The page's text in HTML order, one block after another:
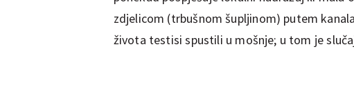
zdjelicom (trbušnom šupljinom) putem
života testisi spustili u mošnje; u tom je